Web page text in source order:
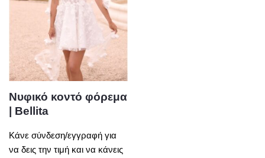
Νυφικό κοντό φόρεμα
| Bellita
Κάνε σύνδεση/εγγραφή για
να δεις την τιμή και να κάνεις